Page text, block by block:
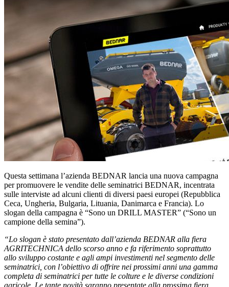
Questa settimana l’azienda BEDNAR lancia una nuova campagna
per promuovere le vendite delle seminatrici BEDNAR, incentrata
sulle interviste ad alcuni clienti di diversi paesi europei (Repubblica
Ceca, Ungheria, Bulgaria, Lituania, Danimarca e Francia). Lo
slogan della campagna è “Sono un DRILL MASTER” (“Sono un
campione della semina”).
“Lo slogan è stato presentato dall’azienda BEDNAR alla fiera
AGRITECHNICA dello scorso anno e fa riferimento soprattutto
allo sviluppo costante e agli ampi investimenti nel segmento delle
seminatrici, con l’obiettivo di offrire nei prossimi anni una gamma
completa di seminatrici per tutte le colture e le diverse condizioni